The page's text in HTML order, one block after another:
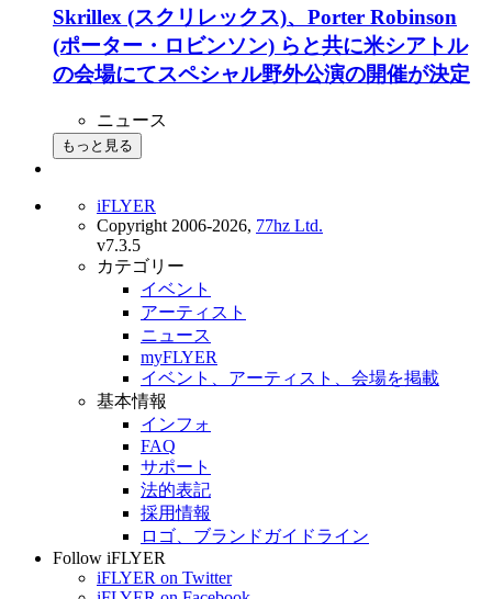
Skrillex (スクリレックス)、Porter Robinson
(ポーター・ロビンソン) らと共に米シアトル
の会場にてスペシャル野外公演の開催が決定
ニュース
もっと見る
iFLYER
Copyright 2006-2026, 77hz Ltd.
v7.3.5
カテゴリー
イベント
アーティスト
ニュース
myFLYER
イベント、アーティスト、会場を掲載
基本情報
インフォ
FAQ
サポート
法的表記
採用情報
ロゴ、ブランドガイドライン
Follow iFLYER
iFLYER on Twitter